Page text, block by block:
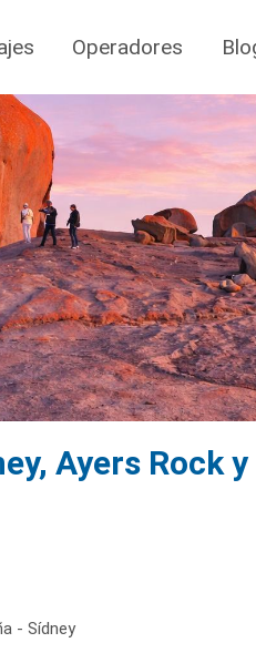
Operadores
Ayers Rock
- Sídney